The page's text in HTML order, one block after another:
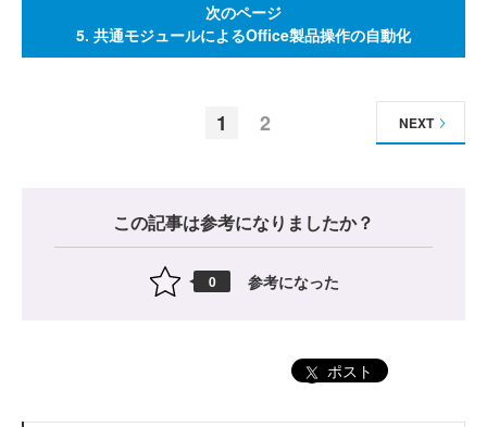
次のページ
5. 共通モジュールによるOffice製品操作の自動化
1 2 NEXT
この記事は参考になりましたか？
0 参考になった
ポスト